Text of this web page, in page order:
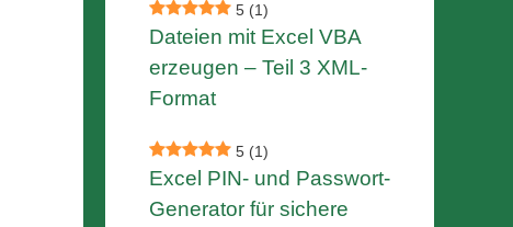
5 (1)
Dateien mit Excel VBA
erzeugen – Teil 3 XML-
Format
5 (1)
Excel PIN- und Passwort-
Generator für sichere